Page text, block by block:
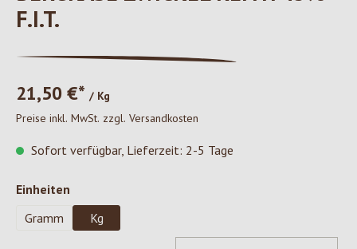
F.I.T.
21,50 €* / Kg
Preise inkl. MwSt. zzgl. Versandkosten
Sofort verfügbar, Lieferzeit: 2-5 Tage
Einheiten
Gramm
Kg